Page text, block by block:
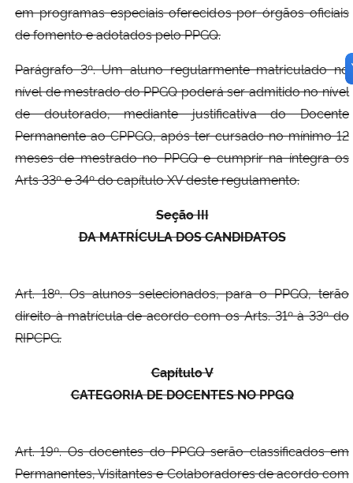
em programas especiais oferecidos por órgãos oficiais
de fomento e adotados pelo PPGQ.
Parágrafo 3º. Um aluno regularmente matriculado no
nível de mestrado do PPGQ poderá ser admitido no nível
de doutorado, mediante justificativa do Docente
Permanente ao CPPGQ, após ter cursado no mínimo 12
meses de mestrado no PPGQ e cumprir na íntegra os
Arts 33º e 34º do capítulo XV deste regulamento.
Seção III
DA MATRÍCULA DOS CANDIDATOS
Art. 18º. Os alunos selecionados, para o PPGQ, terão
direito à matrícula de acordo com os Arts. 31º à 33º do
RIPCPG.
Capítulo V
CATEGORIA DE DOCENTES NO PPGQ
Art. 19º. Os docentes do PPGQ serão classificados em
Permanentes, Visitantes e Colaboradores de acordo com